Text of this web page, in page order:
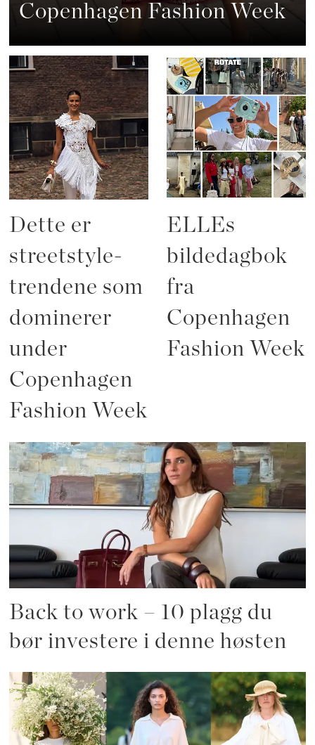
Copenhagen Fashion Week
Dette er
streetstyle-
trendene som
dominerer
under
Copenhagen
Fashion Week
ELLEs
bildedagbok
fra
Copenhagen
Fashion Week
Back to work – 10 plagg du
bør investere i denne høsten